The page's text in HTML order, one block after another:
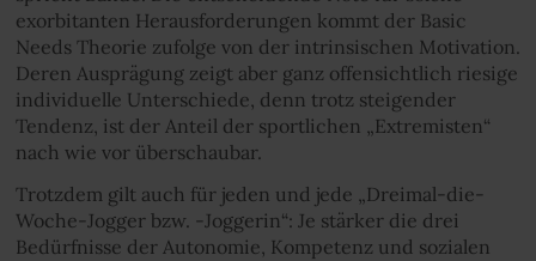
exorbitanten Herausforderungen kommt der Basic
Needs Theorie zufolge von der intrinsischen Motivation.
Deren Ausprägung zeigt aber ganz offensichtlich riesige
individuelle Unterschiede, denn trotz steigender
Tendenz, ist der Anteil der sportlichen „Extremisten“
nach wie vor überschaubar.
Trotzdem gilt auch für jeden und jede „Dreimal-die-
Woche-Jogger bzw. -Joggerin“: Je stärker die drei
Bedürfnisse der Autonomie, Kompetenz und sozialen